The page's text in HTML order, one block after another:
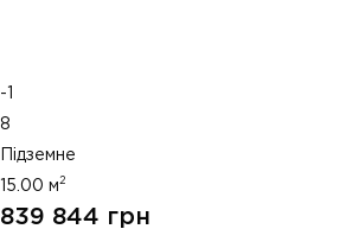
-1
8
Підземне
15.00 м 2
839 844 грн